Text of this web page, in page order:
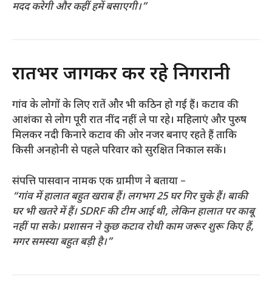
मदद करेगी और कहीं हमें बसाएगी।”
रातभर जागकर कर रहे निगरानी
गांव के लोगों के लिए रातें और भी कठिन हो गई हैं। कटाव की
आशंका से लोग पूरी रात नींद नहीं ले पा रहे। महिलाएं और पुरुष
मिलकर नदी किनारे कटाव की ओर नजर बनाए रहते हैं ताकि
किसी अनहोनी से पहले परिवार को सुरक्षित निकाल सकें।
संपत्ति पासवान नामक एक ग्रामीण ने बताया –
“गांव में हालात बहुत खराब हैं। लगभग 25 घर गिर चुके हैं। बाकी
घर भी खतरे में हैं। SDRF की टीम आई थी, लेकिन हालात पर काबू
नहीं पा सके। प्रशासन ने कुछ कटाव रोधी काम जरूर शुरू किए हैं,
मगर समस्या बहुत बड़ी है।”